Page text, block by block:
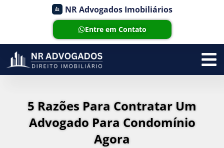
NR Advogados Imobiliários
Entre em Contato
5 Razões Para Contratar Um
Advogado Para Condomínio
Agora